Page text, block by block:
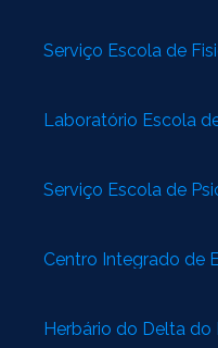
Serviço Escola de
Laboratório Escola
Serviço Escola de
Centro Integrado de
Herbário do Delta do